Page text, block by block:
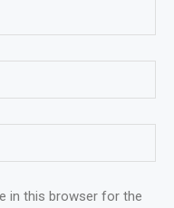
in this browser for the